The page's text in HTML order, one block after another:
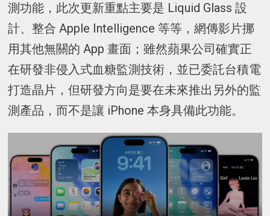
測功能，此次更新重點主要是 Liquid Glass 設
計、整合 Apple Intelligence 等等，網傳影片挪
用其他無關的 App 畫面；雖然蘋果公司確實正
在研發非侵入式血糖監測技術，並已委託台積電
打造晶片，但研發方向是要在未來推出另外的監
測產品，而不是讓 iPhone 本身具備此功能。